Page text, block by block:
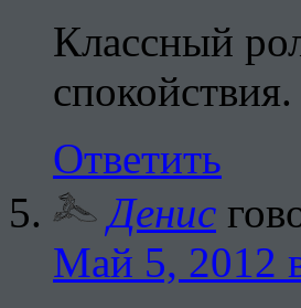
Классный
Ответить
Денис
Май 5, 2012